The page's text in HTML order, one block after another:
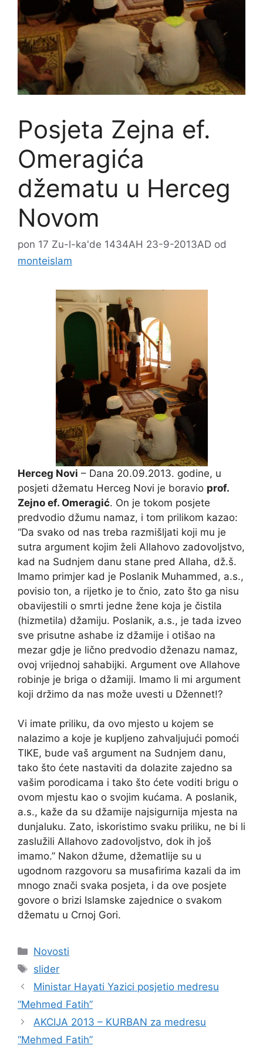
Posjeta Zejna ef.
Omeragića
džematu u Herceg
Novom
pon 17 Zu-l-ka'de 1434AH 23-9-2013AD od
monteislam
Herceg Novi – Dana 20.09.2013. godine, u
posjeti džematu Herceg Novi je boravio prof.
Zejno ef. Omeragić. On je tokom posjete
predvodio džumu namaz, i tom prilikom kazao:
“Da svako od nas treba razmišljati koji mu je
sutra argument kojim želi Allahovo zadovoljstvo,
kad na Sudnjem danu stane pred Allaha, dž.š.
Imamo primjer kad je Poslanik Muhammed, a.s.,
povisio ton, a rijetko je to čnio, zato što ga nisu
obavijestili o smrti jedne žene koja je čistila
(hizmetila) džamiju. Poslanik, a.s., je tada izveo
sve prisutne ashabe iz džamije i otišao na
mezar gdje je lično predvodio dženazu namaz,
ovoj vrijednoj sahabijki. Argument ove Allahove
robinje je briga o džamiji. Imamo li mi argument
koji držimo da nas može uvesti u Džennet!?
Vi imate priliku, da ovo mjesto u kojem se
nalazimo a koje je kupljeno zahvaljujući pomoći
TIKE, bude vaš argument na Sudnjem danu,
tako što ćete nastaviti da dolazite zajedno sa
vašim porodicama i tako što ćete voditi brigu o
ovom mjestu kao o svojim kućama. A poslanik,
a.s., kaže da su džamije najsigurnija mjesta na
dunjaluku. Zato, iskoristimo svaku priliku, ne bi li
zaslužili Allahovo zadovoljstvo, dok ih još
imamo.” Nakon džume, džematlije su u
ugodnom razgovoru sa musafirima kazali da im
mnogo znači svaka posjeta, i da ove posjete
govore o brizi Islamske zajednice o svakom
džematu u Crnoj Gori.
Kategorije
Novosti
Oznake
slider
Ministar Hayati Yazici posjetio medresu
“Mehmed Fatih”
AKCIJA 2013 – KURBAN za medresu
“Mehmed Fatih”